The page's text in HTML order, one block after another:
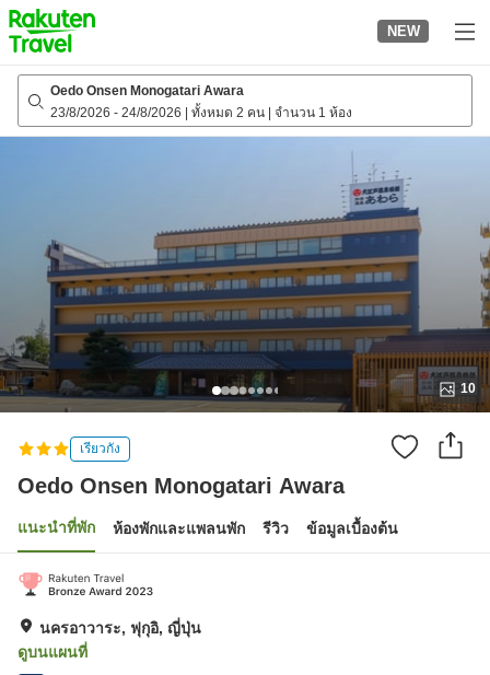
to
top
page
NEW
Oedo Onsen Monogatari Awara
23/8/2026 - 24/8/2026 ทั้งหมด 2 คน จำนวน 1 ห้อง
10
เรียวกัง
Oedo Onsen Monogatari Awara
แนะนำที่พัก ห้องพักและแพลนพัก รีวิว ข้อมูลเบื้องต้น
นครอาวาระ, ฟุกุอิ, ญี่ปุ่น
ดูบนแผนที่